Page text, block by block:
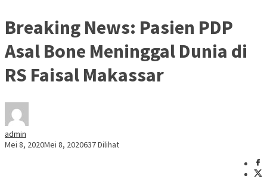
Breaking News: Pasien PDP
Asal Bone Meninggal Dunia di
RS Faisal Makassar
admin
Mei 8, 2020Mei 8, 2020637 Dilihat